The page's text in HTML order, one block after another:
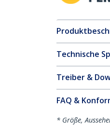
Technische
Treiber &
FAQ &
* Größe,